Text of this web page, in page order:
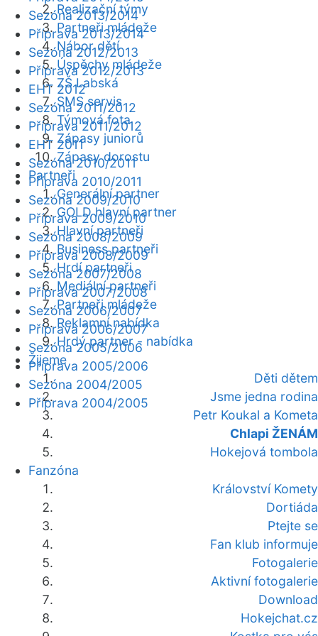
Realizační týmy
Partneři mládeže
Nábor dětí
Úspěchy mládeže
ZŠ Labská
SMS servis
Týmová fota
Zápasy juniorů
Zápasy dorostu
Partneři
Generální partner
GOLD hlavní partner
Hlavní partneři
Business partneři
Hrdí partneři
Mediální partneři
Partneři mládeže
Reklamní nabídka
Hrdý partner - nabídka
Žijeme
Děti dětem
Jsme jedna rodina
Petr Koukal a Kometa
Chlapi ŽENÁM
Hokejová tombola
Fanzóna
Království Komety
Dortiáda
Ptejte se
Fan klub informuje
Fotogalerie
Aktivní fotogalerie
Download
Hokejchat.cz
Sezóna 2013/2014
Příprava 2013/2014
Sezóna 2012/2013
Příprava 2012/2013
EHT 2012
Sezóna 2011/2012
Příprava 2011/2012
EHT 2011
Sezóna 2010/2011
Příprava 2010/2011
Sezóna 2009/2010
Příprava 2009/2010
Sezóna 2008/2009
Příprava 2008/2009
Sezóna 2007/2008
Příprava 2007/2008
Sezóna 2006/2007
Příprava 2006/2007
Sezóna 2005/2006
Příprava 2005/2006
Sezóna 2004/2005
Příprava 2004/2005